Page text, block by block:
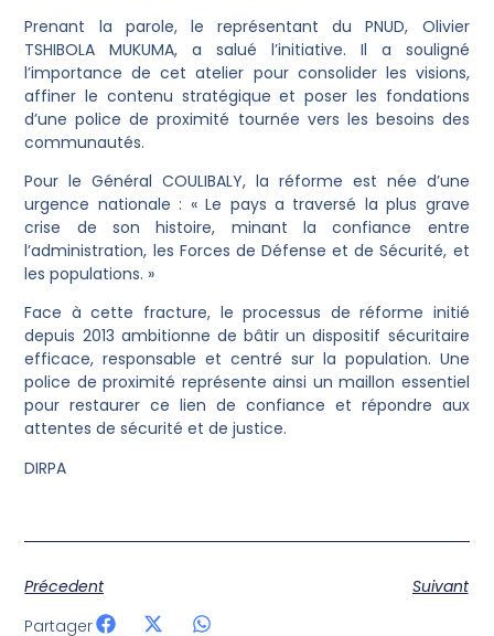
Prenant la parole, le représentant du PNUD, Olivier
TSHIBOLA MUKUMA, a salué l’initiative. Il a souligné
l’importance de cet atelier pour consolider les visions,
affiner le contenu stratégique et poser les fondations
d’une police de proximité tournée vers les besoins des
communautés.
Pour le Général COULIBALY, la réforme est née d’une
urgence nationale : « Le pays a traversé la plus grave
crise de son histoire, minant la confiance entre
l’administration, les Forces de Défense et de Sécurité, et
les populations. »
Face à cette fracture, le processus de réforme initié
depuis 2013 ambitionne de bâtir un dispositif sécuritaire
efficace, responsable et centré sur la population. Une
police de proximité représente ainsi un maillon essentiel
pour restaurer ce lien de confiance et répondre aux
attentes de sécurité et de justice.
DIRPA
Précedent
Suivant
Partager